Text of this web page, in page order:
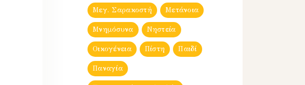
Μεγ. Σαρακοστή Μετάνοια
Μνημόσυνα Νηστεία
Οικογένεια Πίστη Παιδί
Παναγία